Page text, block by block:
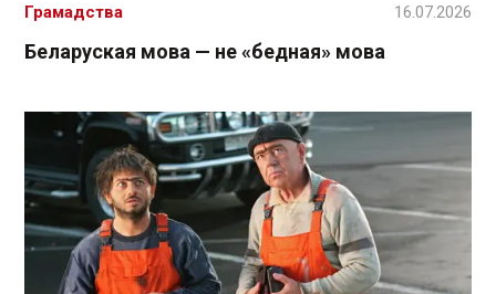
Беларуская мова — не «бедная» мова
Грамадства 16.07.2026